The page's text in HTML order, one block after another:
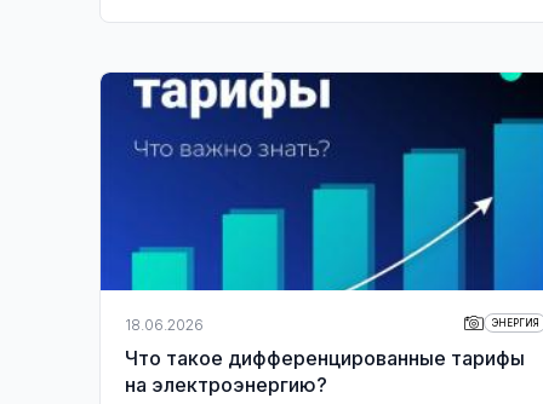
18.06.2026 ЭНЕРГИЯ
Что такое дифференцированные тарифы
на электроэнергию?